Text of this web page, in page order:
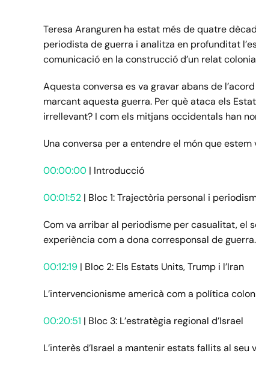
Teresa Aranguren ha estat més de quatre
periodista de guerra i analitza en profunditat
comunicació en la construcció d’un relat
Aquesta conversa es va gravar abans de
marcant aquesta guerra. Per què ataca els
irrellevant? I com els mitjans occidentals han
Una conversa per a entendre el món que estem
00:00:00 | Introducció
00:01:52 | Bloc 1: Trajectòria personal i
Com va arribar al periodisme per casualitat, el
experiència com a dona corresponsal de guerra.
00:12:19 | Bloc 2: Els Estats Units, Trump i l’Iran
L’intervencionisme americà com a política
00:20:51 | Bloc 3: L’estratègia regional d’Israel
L’interès d’Israel a mantenir estats fallits al